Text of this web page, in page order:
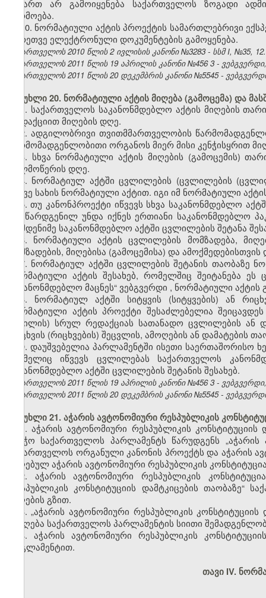
მიმართ არ გამოიყენება საქართველოს ზოგადი
წარმოება.
10. ნორმატიული აქტის პროექტის სამართლებრივი
აგრეთვე ელექტრონული დოკუმენტების გამოყენება.
საქართველოს 2010 წლის 2 ივლისის კანონი №3283 - სსმ I, №35,
საქართველოს 2011 წლის 19 აპრილის კანონი №456 3 -
საქართველოს 2011 წლის 20 დეკემბრის კანონი №5545 -
მუხლი 20. ნორმატიული აქტის მიღება (გამოცემა) და
1. საქართველოს საკანონმდებლო აქტის მიღების
რედაქციით მიღების დღე.
2. ადგილობრივი თვითმმართველობის
წარმომადგენლობითი ორგანოს მიერ მისი კენჭისყრით
3. სხვა ნორმატიული აქტის მიღების (გამოცემის)
ხელმოწერის დღე.
4. ნორმატიულ აქტში ცვლილების (ცვლილების
იმავე სახის ნორმატიული აქტით. იგი იმ ნორმატიული
5. თუ კანონპროექტი იწვევს სხვა საკანონმდებლო
და წარდგენილ უნდა იქნეს ერთიანი საკანონმდებლო
რამდენიმე საკანონმდებლო აქტში ცვლილების შეტანა
6. ნორმატიული აქტის ცვლილების მომზადება,
მომზადების, მიღებისა (გამოცემისა) და
7. ნორმატიულ აქტში ცვლილების შეტანის თაობაზე
ნორმატიული აქტის შესახებ, რომელშიც შეიტანება
საკანონმდებლო მაცნეს“ ვებგვერდი , ნორმატიული აქტის
8. ნორმატიულ აქტში სიტყვის (სიტყვების) ან
ნორმატიული აქტის პროექტი შესაძლებელია
ნაწილის) სრულ რედაქციას სათანადო ცვლილების ან
რიცხვის (რიცხვების) შეცვლის, ამოღების ან დამატების
9. დაუშვებელია პარლამენტში ისეთი საერთაშორისო
რომელიც იწვევს ცვლილებას საქართველოს
საკანონმდებლო აქტში ცვლილების შეტანის შესახებ.
საქართველოს 2011 წლის 19 აპრილის კანონი №456 3 -
საქართველოს 2011 წლის 20 დეკემბრის კანონი №5545 -
მუხლი 21. აჭარის ავტონომიური რესპუბლიკის
1. აჭარის ავტონომიური რესპუბლიკის
საბჭო საქართველოს პარლამენტს წარუდგენს
საქართველოს ორგანული კანონის პროექტს და აჭარის
მიღებულ აჭარის ავტონომიური რესპუბლიკის
2. აჭარის ავტონომიური რესპუბლიკის
რესპუბლიკის კონსტიტუციის დამტკიცების
მიღების გზით.
3. „აჭარის ავტონომიური რესპუბლიკის
მიიღება საქართველოს პარლამენტის სიითი
4. აჭარის ავტონომიური რესპუბლიკის
რეგლამენტით.
თავი IV.